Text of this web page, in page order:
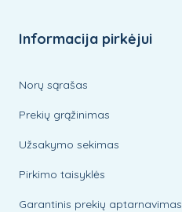
Informacija pirkėjui
Norų sąrašas
Prekių grąžinimas
Užsakymo sekimas
Pirkimo taisyklės
Garantinis prekių aptarnavimas